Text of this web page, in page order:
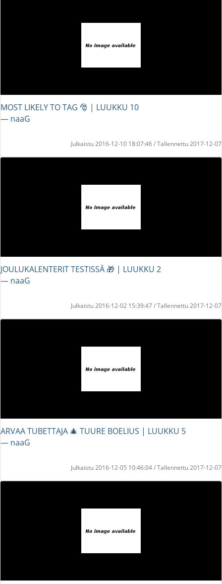
MOST LIKELY TO TAG 🎅 | LUUKKU 10
― naaG
Julkaistu 2016-12-10 18:07:46 / Tallennettu 2017-12-07
JOULUKALENTERIT TESTISSÄ 🎁 | LUUKKU 2
― naaG
Julkaistu 2016-12-02 15:39:47 / Tallennettu 2017-12-07
ARVAA TUBETTAJA 🎄 TUURE BOELIUS | LUUKKU 5
― naaG
Julkaistu 2016-12-05 10:46:04 / Tallennettu 2017-12-07